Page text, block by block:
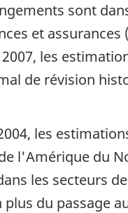
sont
et
les
de révision
les
l'Amérique du
les secteurs
du passage